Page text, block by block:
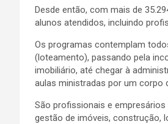
Desde então, com mais de
alunos atendidos, incluindo
Os programas contemplam
(loteamento), passando pela
imobiliário, até chegar à
aulas ministradas por um corpo
São profissionais e
gestão de imóveis, construção,